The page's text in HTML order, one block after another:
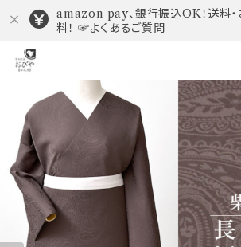
amazon pay、銀行振込OK！送料
料！ ☞よくあるご質問